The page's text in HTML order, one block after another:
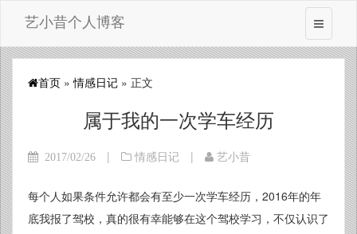
艺小昔个人博客
首页 »情感日记 » 正文
属于我的一次学车经历
2017/02/26 | 情感日记 | 艺小昔
每个人如果条件允许都会有至少一次学车经历，2016年的年
底我报了驾校，真的很有幸能够在这个驾校学习，不仅认识了